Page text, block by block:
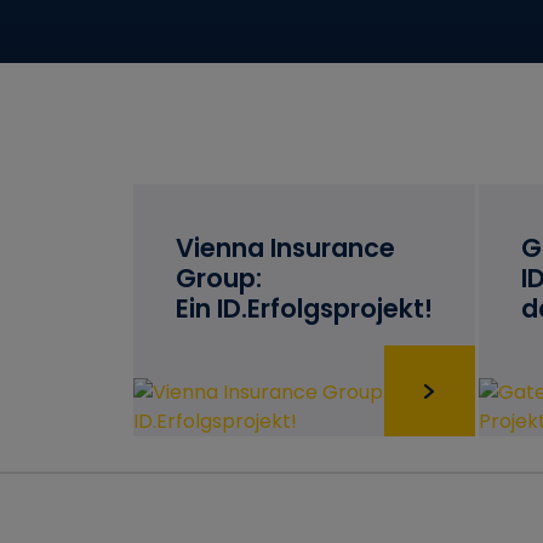
Vienna Insurance
Group:
Ein ID.Erfolgsprojekt!